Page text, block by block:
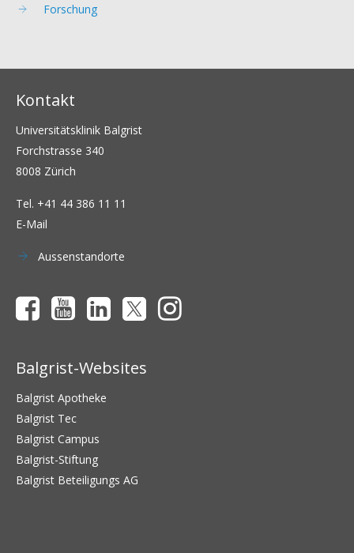
Forschung
Kontakt
Universitätsklinik Balgrist
Forchstrasse 340
8008 Zürich
Tel. +41 44 386 11 11
E-Mail
Aussenstandorte
Balgrist-Websites
Balgrist Apotheke
Balgrist Tec
Balgrist Campus
Balgrist-Stiftung
Balgrist Beteiligungs AG